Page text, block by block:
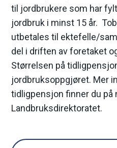
m
m
u
n
e
til jordbrukere som har
jordbruk i minst 15 år.
utbetales til ektefelle/
del i driften av foretaket
Størrelsen på
jordbruksoppgjøret. Mer
tidligpensjon finner du på
Landbruksdirektoratet.